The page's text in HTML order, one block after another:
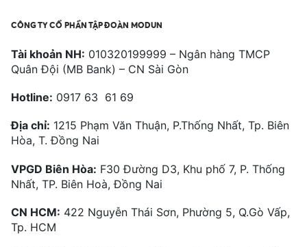
CÔNG TY CỔ PHẦN TẬP ĐOÀN MODUN
Tài khoản NH: 010320199999 – Ngân hàng TMCP
Quân Đội (MB Bank) – CN Sài Gòn
Hotline: 0917 63 61 69
Địa chỉ: 1215 Phạm Văn Thuận, P.Thống Nhất, Tp. Biên
Hòa, T. Đồng Nai
VPGD Biên Hòa: F30 Đường D3, Khu phố 7, P. Thống
Nhất, TP. Biên Hoà, Đồng Nai
CN HCM: 422 Nguyễn Thái Sơn, Phường 5, Q.Gò Vấp,
Tp. HCM